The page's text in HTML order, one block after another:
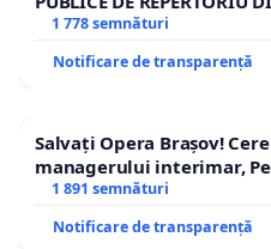
1 778 semnături
Notificare de transparență
Salvați Opera Brașov!
managerului interimar,
1 891 semnături
Notificare de transparență